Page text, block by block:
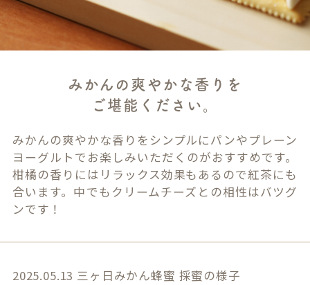
みかんの爽やかな香りを
ご堪能ください。
みかんの爽やかな香りをシンプルにパンやプレーン
ヨーグルトでお楽しみいただくのがおすすめです。
柑橘の香りにはリラックス効果もあるので紅茶にも
合います。中でもクリームチーズとの相性はバツグ
ンです！
2025.05.13 三ヶ日みかん蜂蜜 採蜜の様子